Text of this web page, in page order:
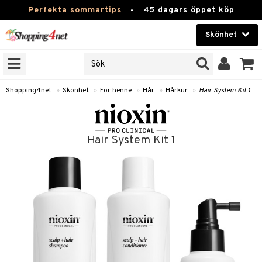
Perfekta sommartips - 45 dagars öppet köp
Skönhet
Skönhet
Kontaktlinser
Hem & Inredning
Leksaker, Barn & Baby
Varumärken
Shopping4net » Skönhet » För henne » Hår » Hårkur » Hair System Kit 1
Hair System Kit 1